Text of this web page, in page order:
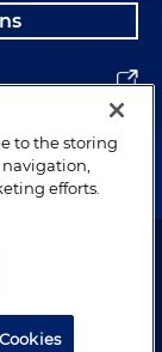
& Knight LLP.
to the storing
efforts.